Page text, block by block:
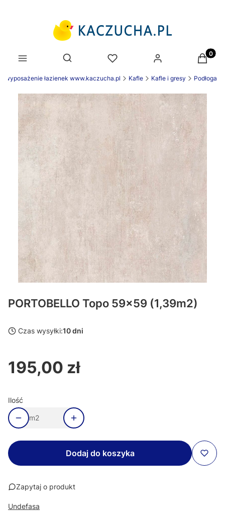
Otwórz wyszukiwarkę
wyposażenie łazienek www.kaczucha.pl Kafle Kafle i gresy Podłoga
PORTOBELLO Topo 59x59 (1,39m2)
Czas wysyłki:10 dni
Cena
195,00 zł
Ilość
m2
Dodaj do koszyka
Zapytaj o produkt
Undefasa